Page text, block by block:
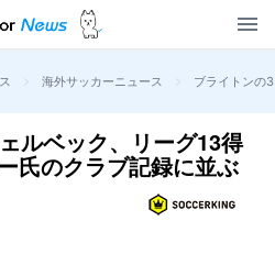
> 海外サッカーニュース > ブライトンの
ルベック、リーグ13得
氏のクラブ記録に並ぶ